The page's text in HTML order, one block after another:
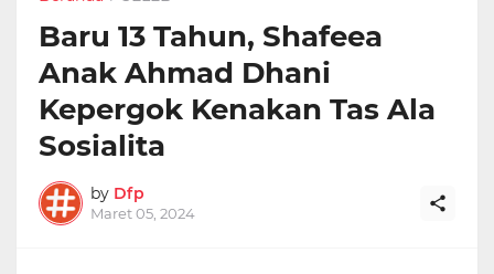
Baru 13 Tahun, Shafeea
Anak Ahmad Dhani
Kepergok Kenakan Tas Ala
Sosialita
by Dfp
Maret 05, 2024